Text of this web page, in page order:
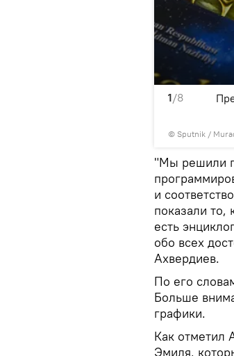
1/8
© Sputnik /
"Мы решили
и
показали
есть
обо всех
Ахвердиев.
По его
Больше
графики.
Как отметил
Эмиля,